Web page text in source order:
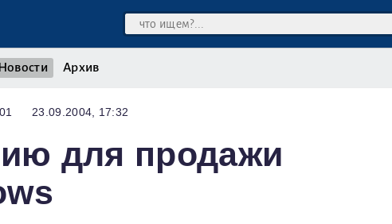
Архив
23.09.2004, 17:32
для продажи